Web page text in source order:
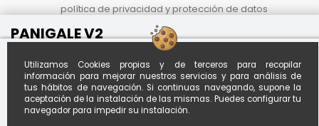
Utilizamos Cookies propias y de terceros para recopilar
información para mejorar nuestros servicios y para análisis de
tus hábitos de navegación. Si continuas navegando, supone la
aceptación de la instalación de las mismas. Puedes configurar tu
navegador para impedir su instalación.
política de privacidad y protección de datos
proceso de compra
politica de cookies
PANIGALE V2
Al contado
13.990 €
18.040 €
-4.050 €
Financiado desde *
117,92 € / mes
A120meses con entrada de
4.000,00 €
*Importe aproximado. Oferta no
vinculante sujeta a estudio.
Calcula tu
cuota